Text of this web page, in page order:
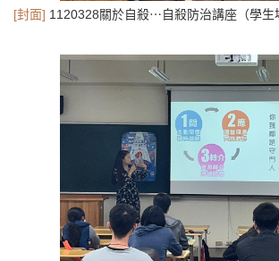
[封面] 1120328關於自殺⋯自殺防治講座（學生